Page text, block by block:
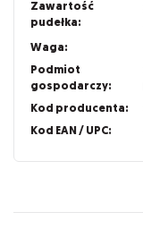
Zawartość
pudełka:
Waga:
Podmiot
gospodarczy:
Kod producenta:
Kod EAN / UPC: